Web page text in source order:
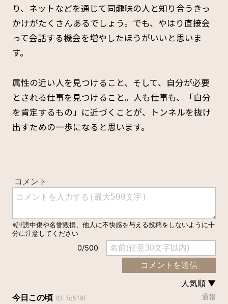
り、ネットなどを通じて同趣味の人と知り合うきっ
かけがたくさんあるでしょう。でも、やはり直接会
って会話する機会を増やしたほうがいいと思いま
す。
属性の近い人を見つけること、そして、自分が必要
とされる仕事を見つけること。人も仕事も、「自分
を肯定するもの」に近づくことが、トンネルを抜け
出すための一歩になると思います。